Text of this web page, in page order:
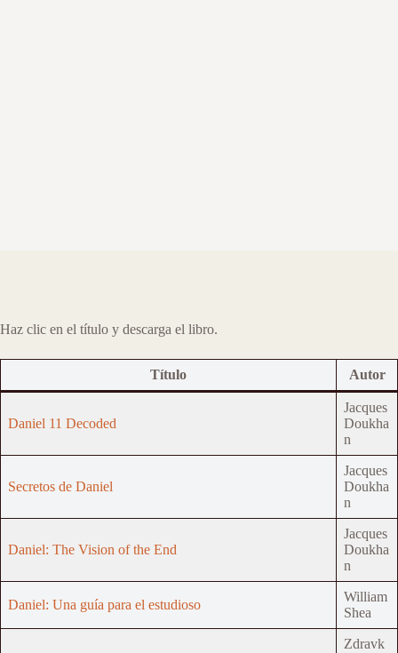
Haz clic en el título y descarga el libro.
Título Autor
Daniel 11 Decoded
Jacques
Doukha
n
Secretos de Daniel
Jacques
Doukha
n
Daniel: The Vision of the End
Jacques
Doukha
n
Daniel: Una guía para el estudioso
William
Shea
Zdravk